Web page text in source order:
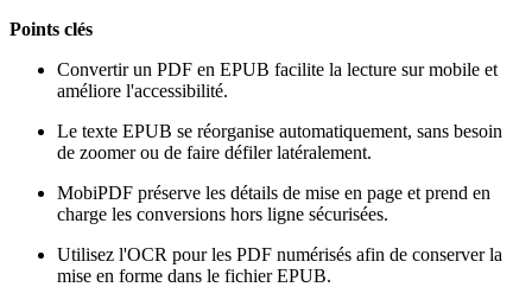
Points clés
Convertir un PDF en EPUB facilite la lecture sur mobile et
améliore l'accessibilité.
Le texte EPUB se réorganise automatiquement, sans besoin
de zoomer ou de faire défiler latéralement.
MobiPDF préserve les détails de mise en page et prend en
charge les conversions hors ligne sécurisées.
Utilisez l'OCR pour les PDF numérisés afin de conserver la
mise en forme dans le fichier EPUB.